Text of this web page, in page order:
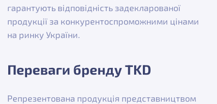
гарантують відповідність задекларованої
продукції за конкурентоспроможними цінами
на ринку України.
Переваги бренду TKD
Репрезентована продукція представництвом